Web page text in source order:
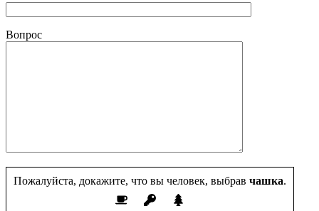
Вопрос
Пожалуйста, докажите, что вы человек, выбрав чашка.